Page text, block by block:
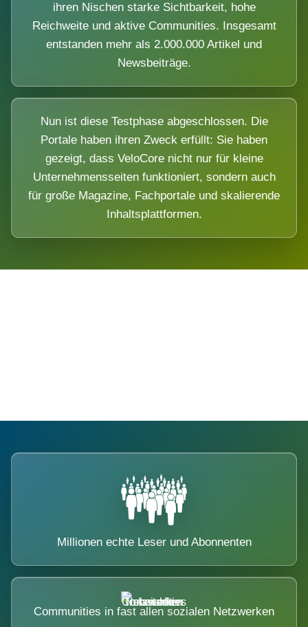
ihren Nischen starke Sichtbarkeit, hohe
Reichweite und aktive Communities. Insgesamt
entstanden mehr als 2.000.000 Artikel und
Newsbeiträge.
Nun ist diese Testphase abgeschlossen. Die
Portale haben ihren Zweck erfüllt: Sie haben
gezeigt, dass VeloCore nicht nur für kleine
Unternehmensseiten funktioniert, sondern auch
für große Magazine, Fachportale und skalierende
Inhaltsplattformen.
Millionen echte Leser und Abonnenten
Communities in fast allen sozialen Netzwerken